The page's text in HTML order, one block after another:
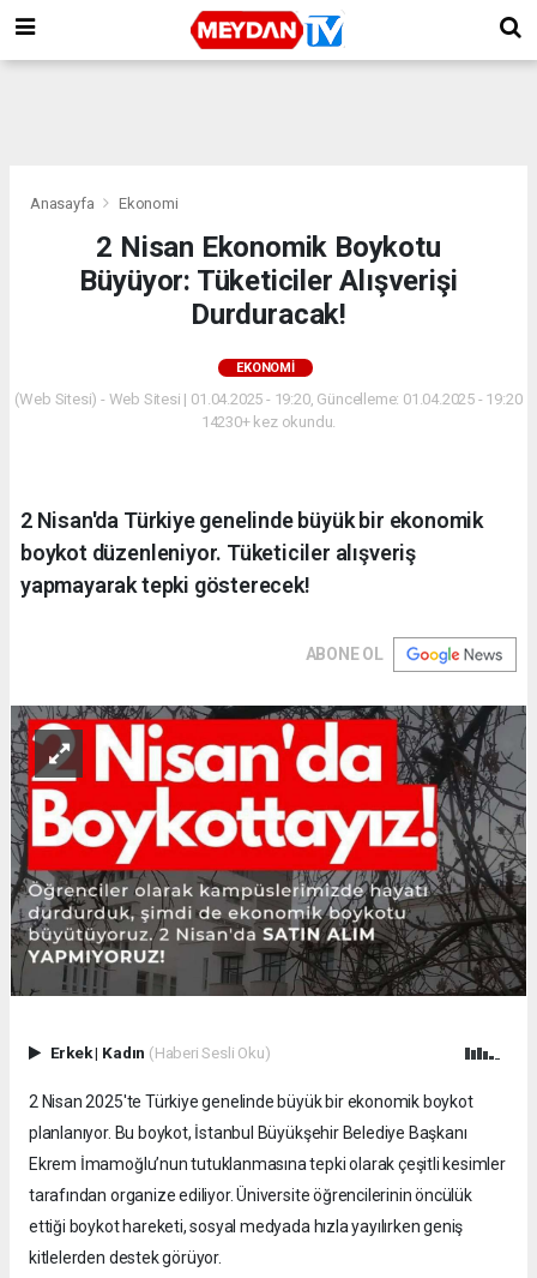
Anasayfa Ekonomi
2 Nisan Ekonomik Boykotu
Büyüyor: Tüketiciler Alışverişi
Durduracak!
EKONOMI
(Web Sitesi) - Web Sitesi | 01.04.2025 - 19:20, Güncelleme: 01.04.2025 - 19:20
14230+ kez okundu.
2 Nisan'da Türkiye genelinde büyük bir ekonomik
boykot düzenleniyor. Tüketiciler alışveriş
yapmayarak tepki gösterecek!
ABONE OL
Erkek| Kadın (Haberi Sesli Oku)
2 Nisan 2025'te Türkiye genelinde büyük bir ekonomik boykot
planlanıyor. Bu boykot, İstanbul Büyükşehir Belediye Başkanı
Ekrem İmamoğlu’nun tutuklanmasına tepki olarak çeşitli kesimler
tarafından organize ediliyor. Üniversite öğrencilerinin öncülük
ettiği boykot hareketi, sosyal medyada hızla yayılırken geniş
kitlelerden destek görüyor.